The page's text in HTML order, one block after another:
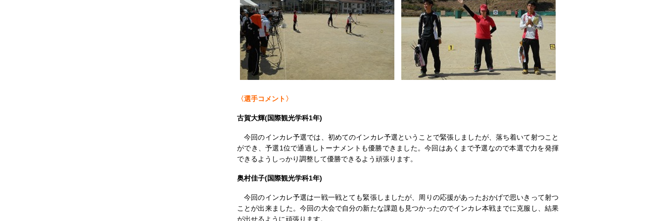
〈選手コメント〉
古賀大輝(国際観光学科1年)
今回のインカレ予選では、初めてのインカレ予選ということで緊張しましたが、落ち着いて射つこと
ができ、予選1位で通過しトーナメントも優勝できました。今回はあくまで予選なので本選で力を発揮
できるようしっかり調整して優勝できるよう頑張ります。
奥村佳子(国際観光学科1年)
今回のインカレ予選は一戦一戦とても緊張しましたが、周りの応援があったおかげで思いきって射つ
ことが出来ました。今回の大会で自分の新たな課題も見つかったのでインカレ本戦までに克服し、結果
が出せるように頑張ります。